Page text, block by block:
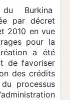
du Burkina
par décret
2010 en vue
pour la
a été
de favoriser
des crédits
processus